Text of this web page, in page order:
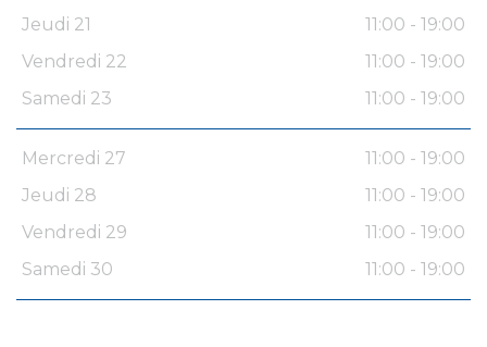
Jeudi 21
11:00 - 19:00
Vendredi 22
11:00 - 19:00
Samedi 23
11:00 - 19:00
Mercredi 27
11:00 - 19:00
Jeudi 28
11:00 - 19:00
Vendredi 29
11:00 - 19:00
Samedi 30
11:00 - 19:00